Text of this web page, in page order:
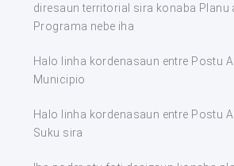
diresaun territorial sira konaba Planu
Programa nebe iha
Halo linha kordenasaun entre Postu
Municipio
Halo linha kordenasaun entre Postu
Suku sira